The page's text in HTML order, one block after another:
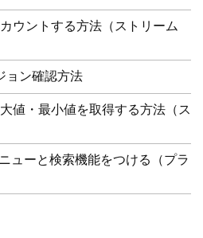
ウントする方法（ストリーム
ョン確認方法
値・最小値を取得する方法（ス
ューと検索機能をつける（プラ